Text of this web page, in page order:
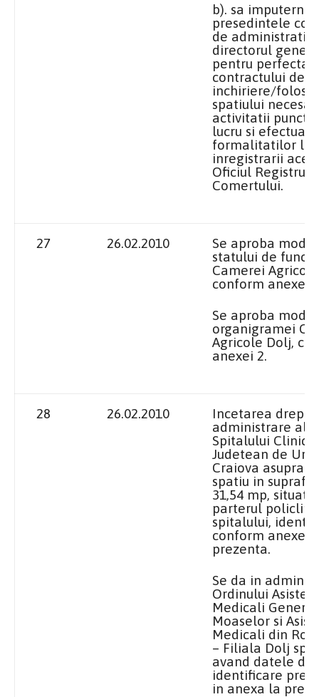
b). sa
presedintele
de administratie
directorul
pentru
contractului de
inchiriere/
spatiului necesar
activitatii
lucru si
formalitatilor
inregistrarii
Oficiul
Comertului.
27 26.02.2010
Se aproba
statului de
Camerei
conform anexei
Se aproba
organigramei
Agricole Dolj,
anexei 2.
28 26.02.2010
Incetarea
administrare al
Spitalului Clinic
Judetean de
Craiova asupra
spatiu in
31,54 mp, situat
parterul
spitalului,
conform anexei
prezenta.
Se da in
Ordinului
Medicali
Moaselor si
Medicali din
– Filiala Dolj
avand datele de
identificare
in anexa la